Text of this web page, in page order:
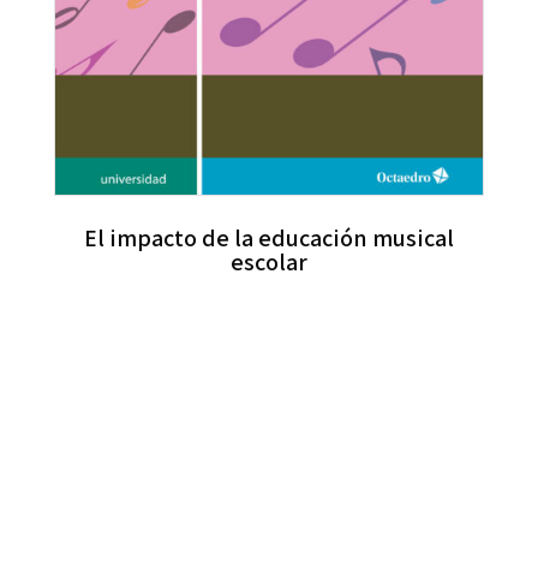
El impacto de la educación musical
escolar